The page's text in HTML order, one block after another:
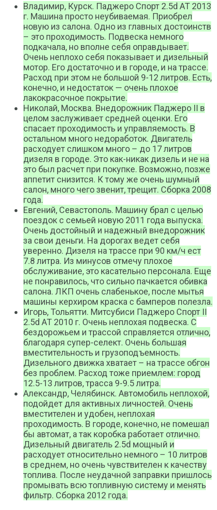
Владимир, Курск. Паджеро Спорт 2.5d AT 2013
г. Машина просто неубиваемая. Приобрел
новую из салона. Одно из главных достоинств
– это проходимость. Подвеска немного
подкачала, но вполне себя оправдывает.
Очень неплохо себя показывает и дизельный
мотор. Его достаточно и в городе, и на трассе.
Расход при этом не большой 9-12 литров. Есть,
конечно, и недостаток — очень плохое
лакокрасочное покрытие.
Николай, Москва. Внедорожник Паджеро II в
целом заслуживает средней оценки. Его
спасает проходимость и управляемость. В
остальном много недоработок. Двигатель
расходует слишком много – до 17 литров
дизеля в городе. Это как-никак дизель и не на
это был расчет при покупке. Возможно, позже
аппетит снизится. К тому же очень шумный
салон, много чего звенит, трещит. Сборка 2008
года.
Евгений, Севастополь. Машину брал с целью
поездок с семьей новую 2011 года выпуска.
Очень достойный и надежный внедорожник
за свои деньги. На дорогах ведет себя
уверенно. Дизеля на трассе при 90 км/ч ест
7.8 литра. Из минусов отмечу плохое
обслуживание, это касательно персонала. Еще
не понравилось, что сильно пачкается обивка
салона. ЛКП очень слабенькое, после мытья
машины керхиром краска с бамперов полезла.
Игорь, Тольятти. Митсубиси Паджеро Спорт II
2.5d AT 2010 г. Очень неплохая подвеска. С
бездорожьем и трассой справляется отлично,
благодаря супер-селект. Очень большая
вместительность и грузоподъемность.
Дизельного движка хватает – на трассе обгон
без проблем. Расход тоже приемлем: город
12.5-13 литров, трасса 9-9.5 литра.
Александр, Челябинск. Автомобиль неплохой,
подойдет для активных личностей. Очень
вместителен и удобен, неплохая
проходимость. В городе, конечно, не помешал
бы автомат, а так коробка работает отлично.
Дизельный двигатель 2.5d мощный и
расходует относительно немного – 10 литров
в среднем, но очень чувствителен к качеству
топлива. После неудачной заправки пришлось
промывать всю топливную систему и менять
фильтр. Сборка 2012 года.